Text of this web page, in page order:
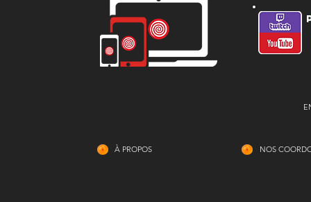
À PROPOS NOS